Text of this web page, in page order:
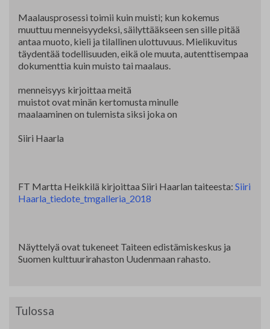
Maalausprosessi toimii kuin muisti; kun kokemus
muuttuu menneisyydeksi, säilyttääkseen sen sille pitää
antaa muoto, kieli ja tilallinen ulottuvuus. Mielikuvitus
täydentää todellisuuden, eikä ole muuta, autenttisempaa
dokumenttia kuin muisto tai maalaus.
menneisyys kirjoittaa meitä
muistot ovat minän kertomusta minulle
maalaaminen on tulemista siksi joka on
Siiri Haarla
FT Martta Heikkilä kirjoittaa Siiri Haarlan taiteesta: Siiri
Haarla_tiedote_tmgalleria_2018
Näyttelyä ovat tukeneet Taiteen edistämiskeskus ja
Suomen kulttuurirahaston Uudenmaan rahasto.
Tulossa